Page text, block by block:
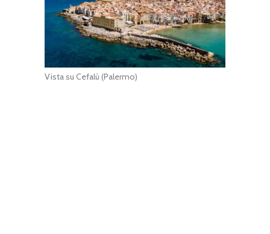
Vista su Cefalù (Palermo)